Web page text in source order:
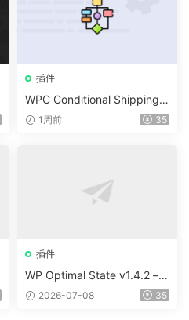
插件
WPC Conditional Shipping &
Payments (Premium) v1.0.2
1周前 35
插件
WP Optimal State v1.4.2 –
WordPress 優化、清理和安
2026-07-08 35